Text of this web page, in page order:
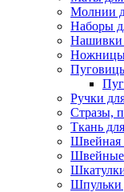
Молнии
Наборы
Нашивки
Ножницы
Ручки
Стразы,
Ткань
Швейная
Швейные
Шпульки